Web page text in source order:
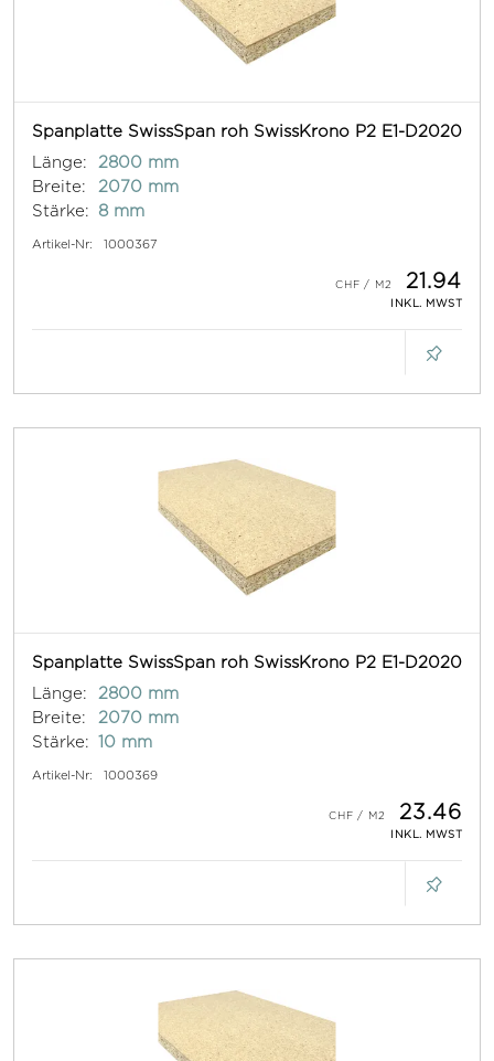
Spanplatte SwissSpan roh SwissKrono P2 E1-D2020
Länge:
2800 mm
Breite:
2070 mm
Stärke:
8 mm
Artikel-Nr: 1000367
21.94
INKL. MWST
Spanplatte SwissSpan roh SwissKrono P2 E1-D2020
Länge:
2800 mm
Breite:
2070 mm
Stärke: 10 mm
Artikel-Nr: 1000369
23.46
INKL. MWST